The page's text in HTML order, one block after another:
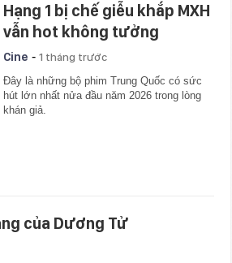
Hạng 1 bị chế giễu khắp MXH
vẫn hot không tưởng
Cine - 1 tháng trước
Đây là những bộ phim Trung Quốc có sức
hút lớn nhất nửa đầu năm 2026 trong lòng
khán giả.
của Dương Tử